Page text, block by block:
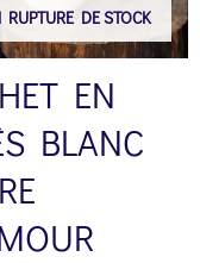
RUPTURE DE STOCK
EN
BLANC